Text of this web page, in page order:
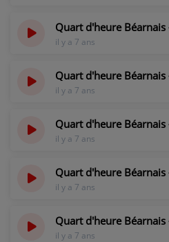
PARTENAIRES
CONTACT
Quart d'heure
il y a 7 ans
Quart d'heure
il y a 7 ans
Quart d'heure
il y a 7 ans
Quart d'heure
il y a 7 ans
Quart d'heure
il y a 7 ans